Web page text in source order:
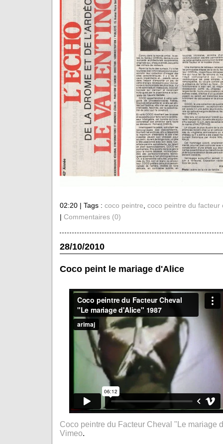
02:20 | Tags : coco peintre coco peintre du facteur
| Commentaires (0)
28/10/2010
Coco peint le mariage d'Alice
Coco peintre du Facteur Cheval "Le mariage
Vimeo.